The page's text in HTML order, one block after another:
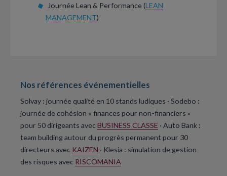
Journée Lean & Performance (LEAN
MANAGEMENT)
Nos références événementielles
Solvay : journée qualité en 10 stands ludiques · Sodebo :
journée de cohésion « finances pour non-financiers »
pour 50 dirigeants avec BUSINESS CLASSE · Auto Bank :
team building autour du progrès permanent pour 30
directeurs avec KAIZEN · Klesia : simulation de gestion
des risques avec RISCOMANIA